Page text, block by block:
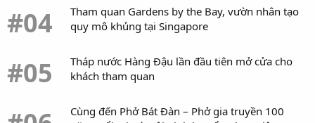
Hầu Minh Hạo và Lư Dục Hiểu lần đầu kết hợp trong dự án
phim Nhập Thanh Vân
#04
Tham quan Gardens by the Bay, vườn nhân tạo
quy mô khủng tại Singapore
#05
Tháp nước Hàng Đậu lần đầu tiên mở cửa cho
khách tham quan
Cùng đến Phở Bát Đàn – Phở gia truyền 100